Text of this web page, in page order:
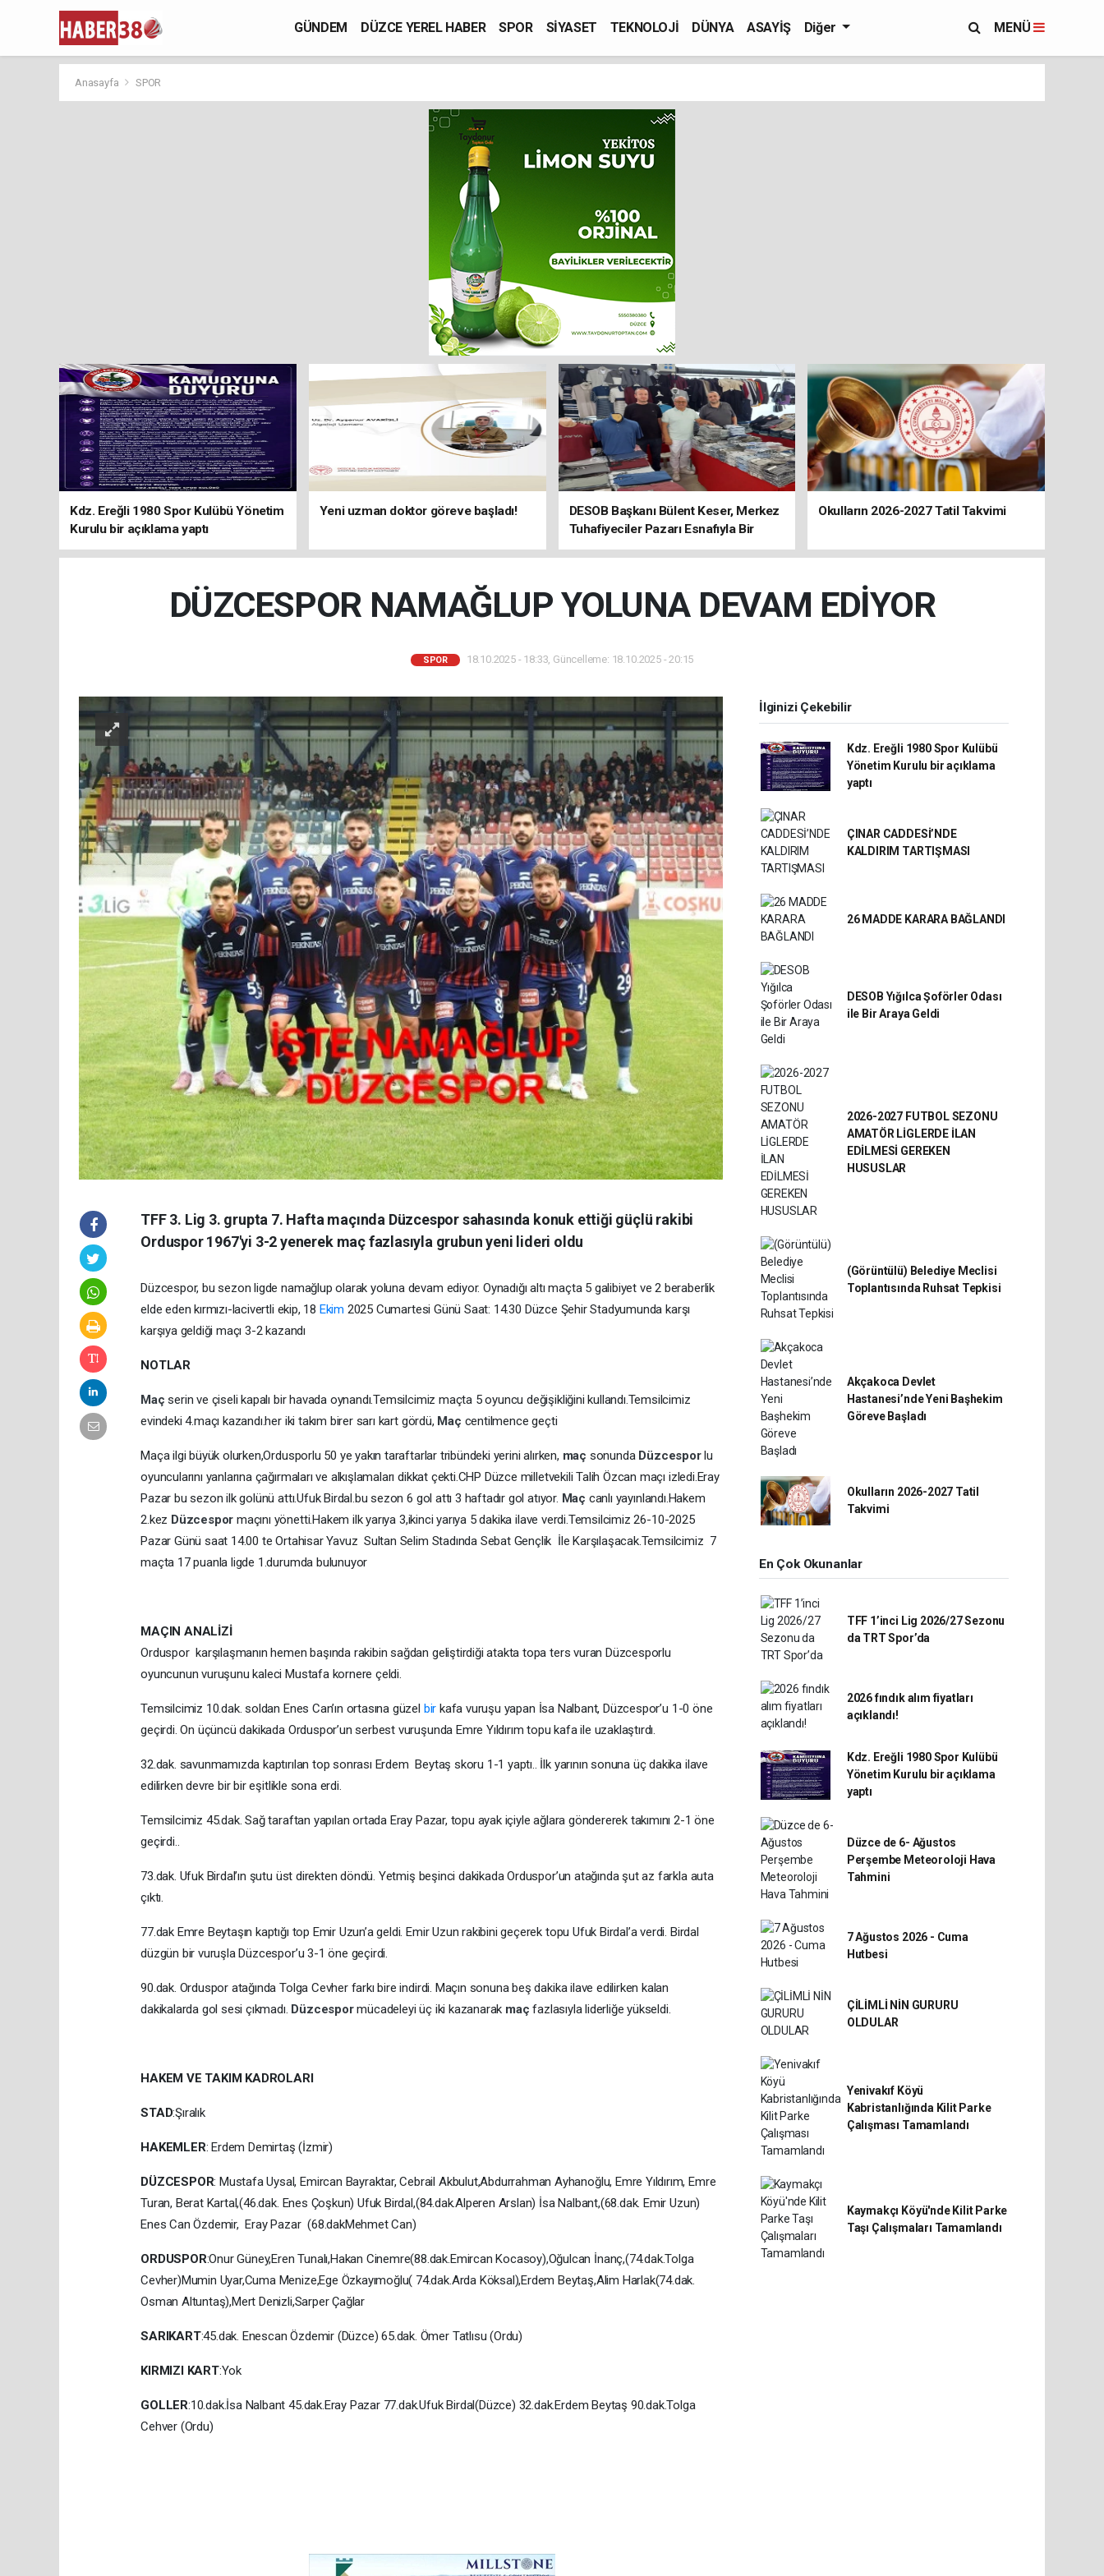
GÜNDEM DÜZCE YEREL HABER SPOR SİYASET TEKNOLOJİ DÜNYA ASAYİŞ Diğer MENÜ
Anasayfa SPOR
Kdz. Ereğli 1980 Spor Kulübü Yönetim
Kurulu bir açıklama yaptı
Yeni uzman doktor göreve başladı!
DESOB Başkanı Bülent Keser, Merkez
Tuhafiyeciler Pazarı Esnafıyla Bir
Arada
Okulların 2026-2027 Tatil Takvimi
DÜZCESPOR NAMAĞLUP YOLUNA DEVAM EDİYOR
SPOR 18.10.2025 - 18:33, Güncelleme: 18.10.2025 - 20:15
TFF 3. Lig 3. grupta 7. Hafta maçında Düzcespor sahasında konuk ettiği güçlü rakibi
Orduspor 1967'yi 3-2 yenerek maç fazlasıyla grubun yeni lideri oldu
Düzcespor, bu sezon ligde namağlup olarak yoluna devam ediyor. Oynadığı altı maçta 5 galibiyet ve 2 beraberlik
elde eden kırmızı-lacivertli ekip, 18 Ekim 2025 Cumartesi Günü Saat: 14.30 Düzce Şehir Stadyumunda karşı
karşıya geldiği maçı 3-2 kazandı
NOTLAR
Maçserin ve çiseli kapalı bir havada oynandı.Temsilcimiz maçta 5 oyuncu değişikliğini kullandı.Temsilcimiz
evindeki 4.maçı kazandı.her iki takım birer sarı kart gördü, Maç centilmence geçti
Maça ilgi büyük olurken,Ordusporlu 50 ye yakın taraftarlar tribündeki yerini alırken, maç sonunda Düzcesporlu
oyuncularını yanlarına çağırmaları ve alkışlamaları dikkat çekti.CHP Düzce milletvekili Talih Özcan maçı izledi.Eray
Pazar bu sezon ilk golünü attı.Ufuk Birdal.bu sezon 6 gol attı 3 haftadır gol atıyor. Maç canlı yayınlandı.Hakem
2.kez Düzcespormaçını yönetti.Hakem ilk yarıya 3,ikinci yarıya 5 dakika ilave verdi.Temsilcimiz 26-10-2025
Pazar Günü saat 14.00 te Ortahisar Yavuz Sultan Selim Stadında Sebat Gençlik İle Karşılaşacak.Temsilcimiz 7
maçta 17 puanla ligde 1.durumda bulunuyor
MAÇIN ANALİZİ
Orduspor karşılaşmanın hemen başında rakibin sağdan geliştirdiği atakta topa ters vuran Düzcesporlu
oyuncunun vuruşunu kaleci Mustafa kornere çeldi.
Temsilcimiz 10.dak. soldan Enes Can’ın ortasına güzel bir kafa vuruşu yapan İsa Nalbant, Düzcespor’u 1-0 öne
geçirdi. On üçüncü dakikada Orduspor’un serbest vuruşunda Emre Yıldırım topu kafa ile uzaklaştırdı.
32.dak. savunmamızda kaptırılan top sonrası Erdem Beytaş skoru 1-1 yaptı.. İlk yarının sonuna üç dakika ilave
edilirken devre bir bir eşitlikle sona erdi.
Temsilcimiz 45.dak. Sağ taraftan yapılan ortada Eray Pazar, topu ayak içiyle ağlara göndererek takımını 2-1 öne
geçirdi..
73.dak. Ufuk Birdal’ın şutu üst direkten döndü. Yetmiş beşinci dakikada Orduspor’un atağında şut az farkla auta
çıktı.
77.dak Emre Beytaşın kaptığı top Emir Uzun’a geldi. Emir Uzun rakibini geçerek topu Ufuk Birdal’a verdi. Birdal
düzgün bir vuruşla Düzcespor’u 3-1 öne geçirdi.
90.dak. Orduspor atağında Tolga Cevher farkı bire indirdi. Maçın sonuna beş dakika ilave edilirken kalan
dakikalarda gol sesi çıkmadı. Düzcespormücadeleyi üç iki kazanarak maçfazlasıyla liderliğe yükseldi.
HAKEM VE TAKIM KADROLARI
STAD:Şıralık
HAKEMLER: Erdem Demirtaş (İzmir)
DÜZCESPOR: Mustafa Uysal, Emircan Bayraktar, Cebrail Akbulut,Abdurrahman Ayhanoğlu, Emre Yıldırım, Emre
Turan, Berat Kartal,(46.dak. Enes Çoşkun) Ufuk Birdal,(84.dak.Alperen Arslan) İsa Nalbant,(68.dak. Emir Uzun)
Enes Can Özdemir, Eray Pazar (68.dakMehmet Can)
ORDUSPOR:Onur Güney,Eren Tunalı,Hakan Cinemre(88.dak.Emircan Kocasoy),Oğulcan İnanç,(74.dak.Tolga
Cevher)Mumin Uyar,Cuma Menize,Ege Özkayımoğlu( 74.dak.Arda Köksal),Erdem Beytaş,Alim Harlak(74.dak.
Osman Altuntaş),Mert Denizli,Sarper Çağlar
SARIKART:45.dak. Enescan Özdemir (Düzce) 65.dak. Ömer Tatlısu (Ordu)
KIRMIZI KART:Yok
GOLLER:10.dak.İsa Nalbant 45.dak.Eray Pazar 77.dak.Ufuk Birdal(Düzce) 32.dak.Erdem Beytaş 90.dak.Tolga
Cehver (Ordu)
İlginizi Çekebilir
Kdz. Ereğli 1980 Spor Kulübü
Yönetim Kurulu bir açıklama
yaptı
ÇINAR CADDESİ’NDE
KALDIRIM TARTIŞMASI
26 MADDE KARARA BAĞLANDI
DESOB Yığılca Şoförler Odası
ile Bir Araya Geldi
2026-2027 FUTBOL SEZONU
AMATÖR LİGLERDE İLAN
EDİLMESİ GEREKEN
HUSUSLAR
(Görüntülü) Belediye Meclisi
Toplantısında Ruhsat Tepkisi
Akçakoca Devlet
Hastanesi’nde Yeni Başhekim
Göreve Başladı
Okulların 2026-2027 Tatil
Takvimi
En Çok Okunanlar
TFF 1’inci Lig 2026/27 Sezonu
da TRT Spor’da
2026 fındık alım fiyatları
açıklandı!
Kdz. Ereğli 1980 Spor Kulübü
Yönetim Kurulu bir açıklama
yaptı
Düzce de 6- Ağustos
Perşembe Meteoroloji Hava
Tahmini
7 Ağustos 2026 - Cuma
Hutbesi
ÇİLİMLİ NİN GURURU
OLDULAR
Yenivakıf Köyü
Kabristanlığında Kilit Parke
Çalışması Tamamlandı
Kaymakçı Köyü'nde Kilit Parke
Taşı Çalışmaları Tamamlandı